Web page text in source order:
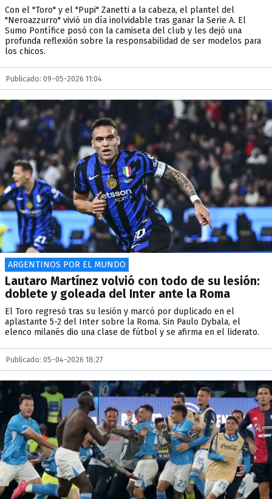
Con el "Toro" y el "Pupi" Zanetti a la cabeza, el plantel del
"Neroazzurro" vivió un día inolvidable tras ganar la Serie A. El
Sumo Pontífice posó con la camiseta del club y les dejó una
profunda reflexión sobre la responsabilidad de ser modelos para
los chicos.
Publicado: 09-05-2026 11:04
ARGENTINOS POR EL MUNDO
Lautaro Martínez volvió con todo de su lesión:
doblete y goleada del Inter ante la Roma
El Toro regresó tras su lesión y marcó por duplicado en el
aplastante 5-2 del Inter sobre la Roma. Sin Paulo Dybala, el
elenco milanés dio una clase de fútbol y se afirma en el liderato.
Publicado: 05-04-2026 18:27